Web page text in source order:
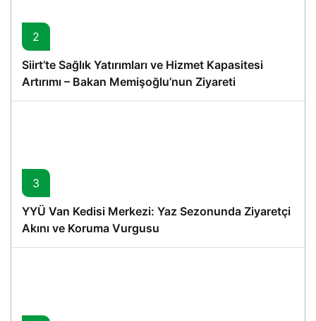
2
Siirt’te Sağlık Yatırımları ve Hizmet Kapasitesi
Artırımı – Bakan Memişoğlu’nun Ziyareti
3
YYÜ Van Kedisi Merkezi: Yaz Sezonunda Ziyaretçi
Akını ve Koruma Vurgusu